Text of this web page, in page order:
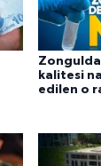
kalitesi
edilen o